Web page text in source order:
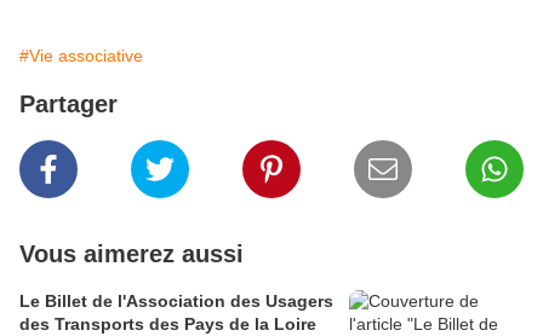
#Vie associative
Partager
Vous aimerez aussi
Le Billet de l'Association des Usagers
des Transports des Pays de la Loire